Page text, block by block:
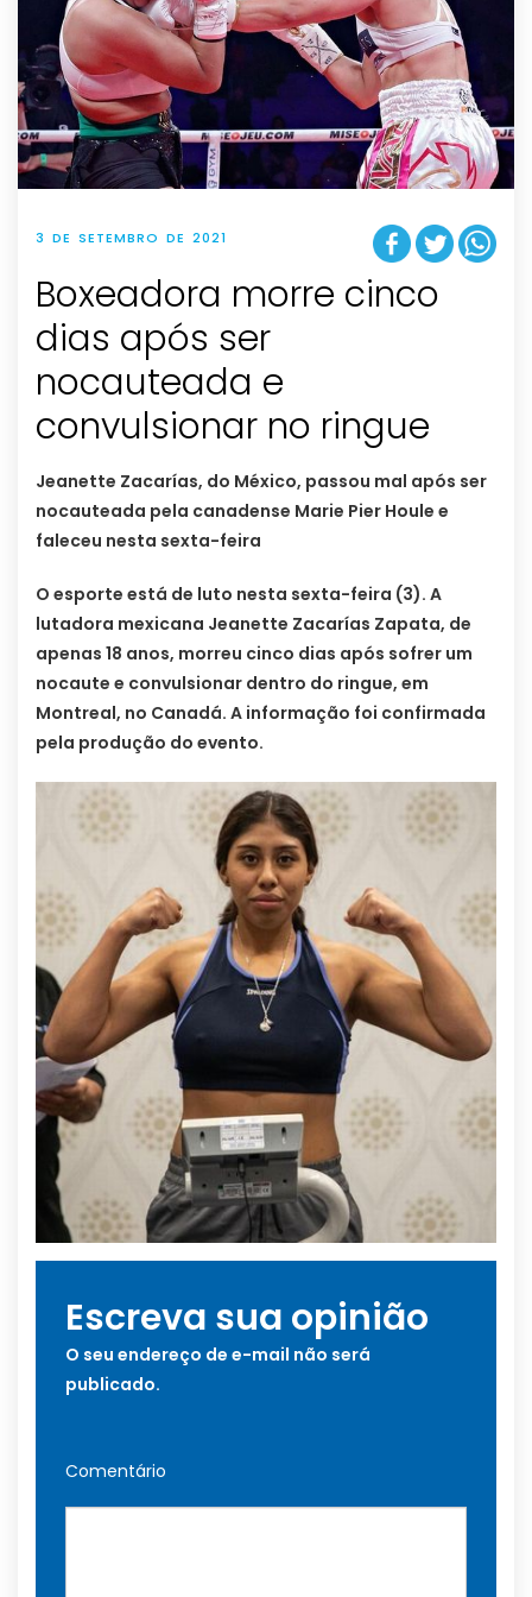
3 DE SETEMBRO DE 2021
Boxeadora morre cinco
dias após ser
nocauteada e
convulsionar no ringue
Jeanette Zacarías, do México, passou mal após ser
nocauteada pela canadense Marie Pier Houle e
faleceu nesta sexta-feira
O esporte está de luto nesta sexta-feira (3). A
lutadora mexicana Jeanette Zacarías Zapata, de
apenas 18 anos, morreu cinco dias após sofrer um
nocaute e convulsionar dentro do ringue, em
Montreal, no Canadá. A informação foi confirmada
pela produção do evento.
Escreva sua opinião
O seu endereço de e-mail não será
publicado.
Comentário